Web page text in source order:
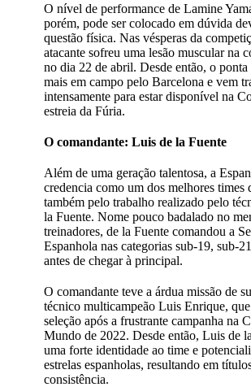
O nível de performance de Lamine
porém, pode ser colocado em dúvida
questão física. Nas vésperas da
atacante sofreu uma lesão muscular na
no dia 22 de abril. Desde então, o ponta
mais em campo pelo Barcelona e vem
intensamente para estar disponível na
estreia da Fúria.
O comandante: Luis de la Fuente
Além de uma geração talentosa, a
credencia como um dos melhores times
também pelo trabalho realizado pelo
la Fuente. Nome pouco badalado no
treinadores, de la Fuente comandou a
Espanhola nas categorias sub-19, sub-
antes de chegar à principal.
O comandante teve a árdua missão de
técnico multicampeão Luis Enrique,
seleção após a frustrante campanha na
Mundo de 2022. Desde então, Luis de
uma forte identidade ao time e
estrelas espanholas, resultando em
consistência.